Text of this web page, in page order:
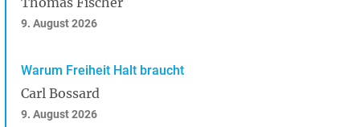
9. August 2026
Warum Freiheit Halt braucht
Carl Bossard
9. August 2026